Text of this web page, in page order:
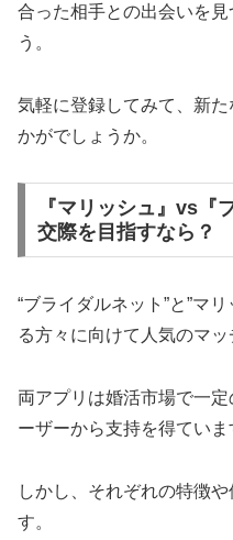
合った相手との出会いを
う。
気軽に登録してみて、新
かがでしょうか。
『マリッシュ』vs『
交際を目指すなら？
“ブライダルネット”と”マ
る方々に向けて人気のマッ
両アプリは婚活市場で一
ーザーから支持を得ていま
しかし、それぞれの特徴
す。